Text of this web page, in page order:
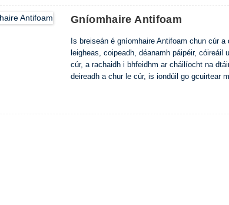
caolú. Más gá duit a chaolú, iarr an
feiniméin amhail sraitheanna agus dí
cháilíocht an táirge.
Gníomhaire Antifoam
Is breiseán é gníomhaire Antifoam chun cúr
leigheas, coipeadh, déanamh páipéir,
cúr, a rachaidh i bhfeidhm ar cháilíocht na
deireadh a chur le cúr, is iondúil go gcuirtear